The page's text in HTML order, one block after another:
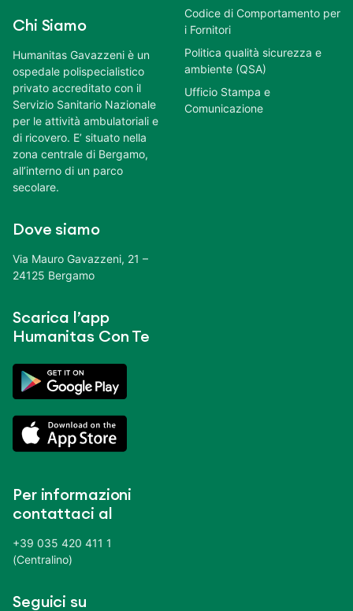
Chi Siamo
Humanitas Gavazzeni è un
ospedale polispecialistico
privato accreditato con il
Servizio Sanitario Nazionale
per le attività ambulatoriali e
di ricovero. E’ situato nella
zona centrale di Bergamo,
all’interno di un parco
secolare.
Dove siamo
Via Mauro Gavazzeni, 21 –
24125 Bergamo
Scarica l’app
Humanitas Con Te
Per informazioni
contattaci al
+39 035 420 411 1
(Centralino)
Seguici su
Codice di Comportamento per
i Fornitori
Politica qualità sicurezza e
ambiente (QSA)
Ufficio Stampa e
Comunicazione